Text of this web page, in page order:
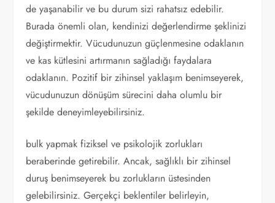
de yaşanabilir ve bu durum sizi rahatsız edebilir.
Burada önemli olan, kendinizi değerlendirme şeklinizi
değiştirmektir. Vücudunuzun güçlenmesine odaklanın
ve kas kütlesini artırmanın sağladığı faydalara
odaklanın. Pozitif bir zihinsel yaklaşım benimseyerek,
vücudunuzun dönüşüm sürecini daha olumlu bir
şekilde deneyimleyebilirsiniz.
bulk yapmak fiziksel ve psikolojik zorlukları
beraberinde getirebilir. Ancak, sağlıklı bir zihinsel
duruş benimseyerek bu zorlukların üstesinden
gelebilirsiniz. Gerçekçi beklentiler belirleyin,